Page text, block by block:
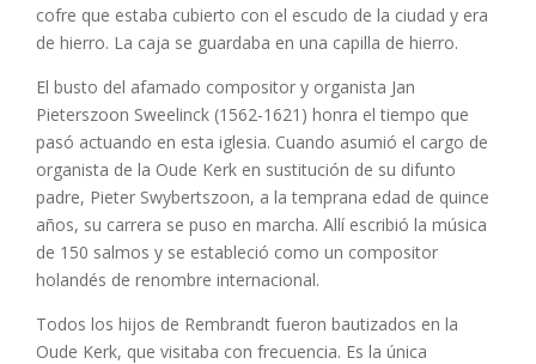
cofre que estaba cubierto con el escudo de la ciudad y era
de hierro. La caja se guardaba en una capilla de hierro.
El busto del afamado compositor y organista Jan
Pieterszoon Sweelinck (1562-1621) honra el tiempo que
pasó actuando en esta iglesia. Cuando asumió el cargo de
organista de la Oude Kerk en sustitución de su difunto
padre, Pieter Swybertszoon, a la temprana edad de quince
años, su carrera se puso en marcha. Allí escribió la música
de 150 salmos y se estableció como un compositor
holandés de renombre internacional.
Todos los hijos de Rembrandt fueron bautizados en la
Oude Kerk, que visitaba con frecuencia. Es la única